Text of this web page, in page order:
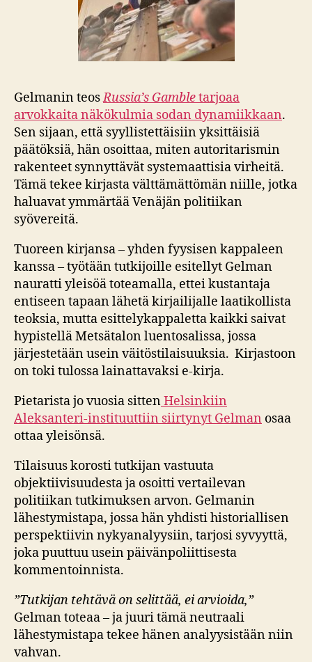
Gelmanin teosRussia’s Gambletarjoaa
arvokkaita näkökulmia sodan dynamiikkaan.
Sen sijaan, että syyllistettäisiin yksittäisiä
päätöksiä, hän osoittaa, miten autoritarismin
rakenteet synnyttävät systemaattisia virheitä.
Tämä tekee kirjasta välttämättömän niille, jotka
haluavat ymmärtää Venäjän politiikan
syövereitä.
Tuoreen kirjansa – yhden fyysisen kappaleen
kanssa – työtään tutkijoille esitellyt Gelman
nauratti yleisöä toteamalla, ettei kustantaja
entiseen tapaan lähetä kirjailijalle laatikollista
teoksia, mutta esittelykappaletta kaikki saivat
hypistellä Metsätalon luentosalissa, jossa
järjestetään usein väitöstilaisuuksia. Kirjastoon
on toki tulossa lainattavaksi e-kirja.
Pietarista jo vuosia sittenHelsinkiin
Aleksanteri-instituuttiin siirtynyt Gelman osaa
ottaa yleisönsä.
Tilaisuus korosti tutkijan vastuuta
objektiivisuudesta ja osoitti vertailevan
politiikan tutkimuksen arvon. Gelmanin
lähestymistapa, jossa hän yhdisti historiallisen
perspektiivin nykyanalyysiin, tarjosi syvyyttä,
joka puuttuu usein päivänpoliittisesta
kommentoinnista.
”Tutkijan tehtävä on selittää, ei arvioida,”
Gelman toteaa – ja juuri tämä neutraali
lähestymistapa tekee hänen analyysistään niin
vahvan.